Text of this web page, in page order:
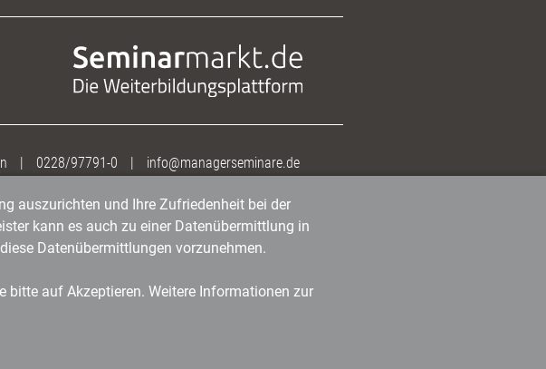
| 0228/97791-0 | info@managerseminare.de
auszurichten und Ihre Zufriedenheit bei der
kann es auch zu einer Datenübermittlung in
Datenübermittlungen vorzunehmen.
bitte auf Akzeptieren. Weitere Informationen zur